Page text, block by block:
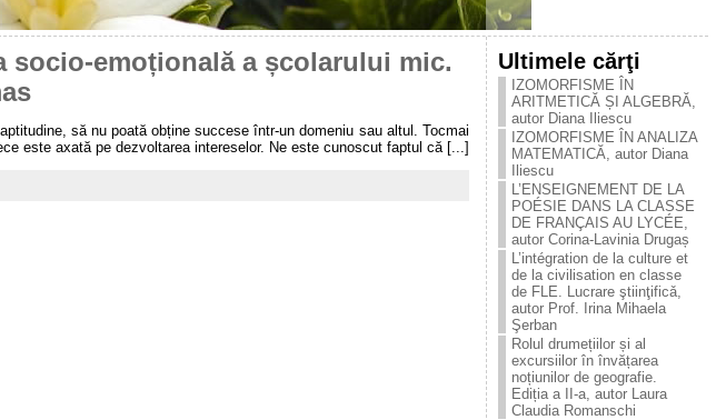
emoțională a școlarului mic.
să nu poată obține succese într-un domeniu sau altul. Tocmai
este axată pe dezvoltarea intereselor. Ne este cunoscut faptul că [...]
Ultimele cărţi
IZOMORFISME ÎN
ARITMETICĂ ȘI ALGEBRĂ,
autor Diana Iliescu
IZOMORFISME ÎN ANALIZA
MATEMATICĂ, autor Diana
Iliescu
L’ENSEIGNEMENT DE LA
POÉSIE DANS LA CLASSE
DE FRANÇAIS AU LYCÉE,
autor Corina-Lavinia Drugaș
L’intégration de la culture et
de la civilisation en classe
de FLE. Lucrare ştiinţificǎ,
autor Prof. Irina Mihaela
Şerban
Rolul drumețiilor și al
excursiilor în învățarea
noțiunilor de geografie.
Ediția a II-a, autor Laura
Claudia Romanschi